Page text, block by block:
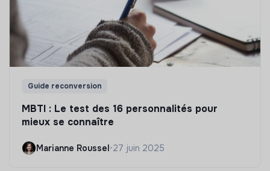
Guide reconversion
MBTI : Le test des 16 personnalités pour
mieux se connaître
Marianne Roussel•27 juin 2025